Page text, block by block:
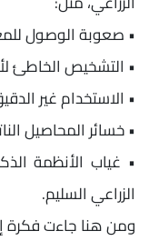
• صعوبة الوصول
• التشخيص الخاطئ
• الاستخدام غير
• خسائر المحاصيل
• غياب الأنظمة
الزراعي السليم.
ومن هنا جاءت فكرة